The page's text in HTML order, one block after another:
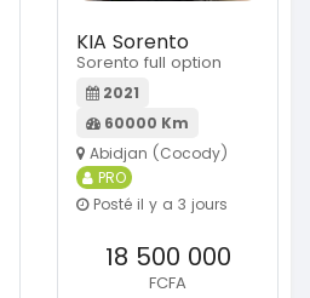
KIA Sorento
Sorento full option
2021
60000 Km
Abidjan (Cocody)
PRO
Posté il y a 3 jours
18 500 000
FCFA